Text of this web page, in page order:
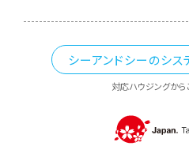
シーアンドシーのシス
対応ハウジングから